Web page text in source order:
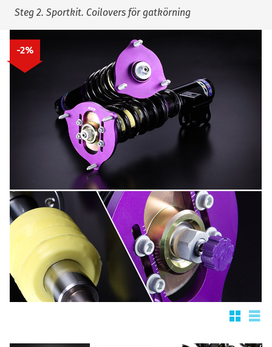
Steg 2. Sportkit. Coilovers för gatkörning
2%